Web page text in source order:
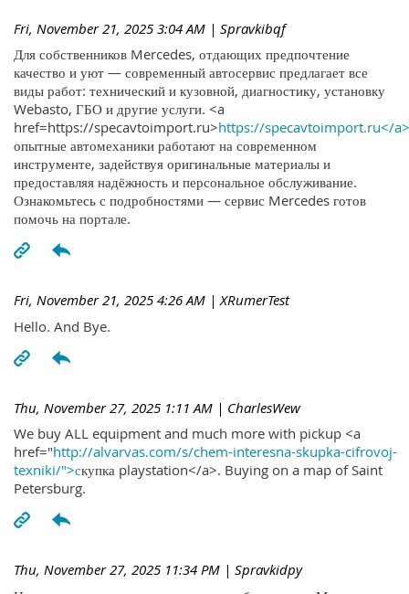
Fri, November 21, 2025 3:04 AM | Spravkibqf
Для собственников Mercedes, отдающих предпочтение
качество и уют — современный автосервис предлагает все
виды работ: технический и кузовной, диагностику, установку
Webasto, ГБО и другие услуги. <a
href=https://specavtoimport.ru>https://specavtoimport.ru</a>
опытные автомеханики работают на современном
инструменте, задействуя оригинальные материалы и
предоставляя надёжность и персональное обслуживание.
Ознакомьтесь с подробностями — сервис Mercedes готов
помочь на портале.
Fri, November 21, 2025 4:26 AM | XRumerTest
Hello. And Bye.
Thu, November 27, 2025 1:11 AM | CharlesWew
We buy ALL equipment and much more with pickup <a
href="http://alvarvas.com/s/chem-interesna-skupka-cifrovoj-
texniki/">скупка playstation</a>. Buying on a map of Saint
Petersburg.
Thu, November 27, 2025 11:34 PM | Spravkidpy